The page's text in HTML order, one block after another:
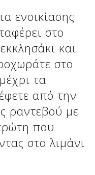
ενοικίασης
στο
και
στο
τα
από την
ραντεβού με
που
στο λιμάνι